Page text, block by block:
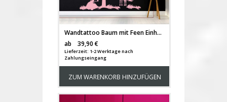
Wandtattoo Baum mit Feen Einhorn und Schmetterlingen M2015
ab
39,90 €
Lieferzeit: 1-2 Werktage nach
Zahlungseingang
ZUM WARENKORB HINZUFÜGEN